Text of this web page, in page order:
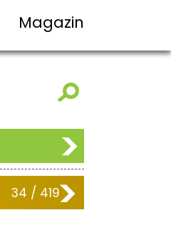
Magazin
34 / 419